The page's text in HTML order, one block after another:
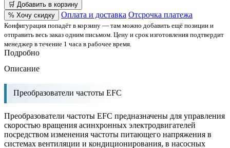
🛒 Добавить в корзину
% Хочу скидку
Оплата и доставка Отсрочка платежа
Конфигурация попадёт в корзину — там можно добавить ещё позиции и
отправить весь заказ одним письмом. Цену и срок изготовления подтвердит
менеджер в течение 1 часа в рабочее время.
Подробно
Описание
Преобразователи частоты EFC
Преобразователи частоты EFC предназначены для управления
скоростью вращения асинхронных электродвигателей
посредством изменения частоты питающего напряжения в
системах вентиляции и кондиционирования, в насосных